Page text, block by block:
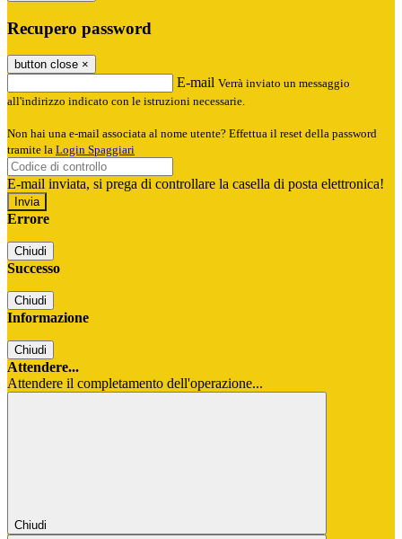
Recupero password
button close ×
E-mail Verrà inviato un messaggio
all'indirizzo indicato con le istruzioni necessarie.
Non hai una e-mail associata al nome utente? Effettua il reset della password
tramite la Login Spaggiari
E-mail inviata, si prega di controllare la casella di posta elettronica!
Errore
Chiudi
Successo
Chiudi
Informazione
Chiudi
Attendere...
Attendere il completamento dell'operazione...
Chiudi